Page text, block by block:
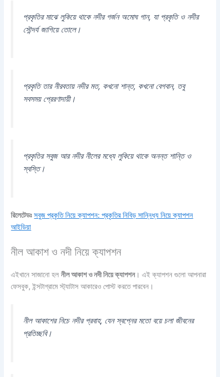
প্রকৃতির মাঝে লুকিয়ে থাকে নদীর গর্জন অমোঘ গান, যা প্রকৃতি ও নদীর
সৌন্দর্য জাগিয়ে তোলে।
প্রকৃতি তার নীরবতায় নদীর মত, কখনো শান্ত, কখনো বেগবান, তবু
সবসময় প্রেরণাদায়ী।
প্রকৃতির সবুজ আর নদীর নীলের মধ্যে লুকিয়ে থাকে অনন্ত শান্তি ও
স্বস্তি।
রিলেটেডঃ সবুজ প্রকৃতি নিয়ে ক্যাপশন: প্রকৃতির নিবিড় সান্নিধ্য নিয়ে ক্যাপশন
আইডিয়া
নীল আকাশ ও নদী নিয়ে ক্যাপশন
এইখানে সাজানো হলনীল আকাশ ও নদী নিয়ে ক্যাপশন। এই ক্যাপশন গুলো আপনারা
ফেসবুক, ইন্সটাগ্রামে স্ট্যাটাস আকারেও পোস্ট করতে পারবেন।
নীল আকাশের নিচে নদীর প্রবাহ, যেন স্বপ্নের মতো বয়ে চলা জীবনের
প্রতিচ্ছবি।